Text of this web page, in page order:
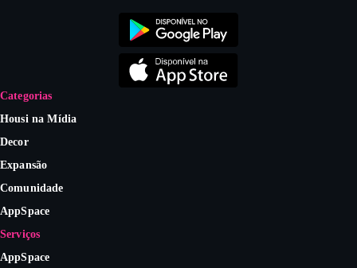
Categorias
Housi na Mídia
Decor
Expansão
Comunidade
AppSpace
Serviços
AppSpace